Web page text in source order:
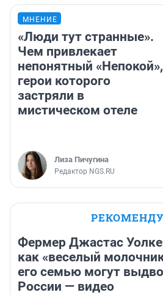
МНЕНИЕ
«Люди тут странные».
Чем привлекает
непонятный «Непокой»,
герои которого
застряли в
мистическом отеле
Лиза Пичугина
Редактор NGS.RU
Фермер Джастас
как «веселый
его семью могут
России — видео